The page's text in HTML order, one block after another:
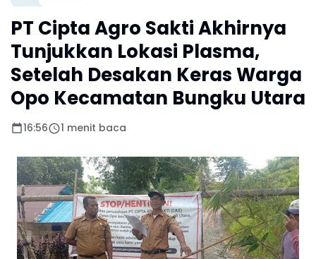
PT Cipta Agro Sakti Akhirnya
Tunjukkan Lokasi Plasma,
Setelah Desakan Keras Warga
Opo Kecamatan Bungku Utara
16:56 1 menit baca